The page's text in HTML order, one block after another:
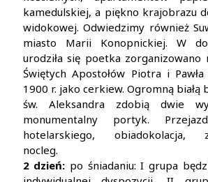
kamedulskiej, a piękno krajobrazu
widokowej. Odwiedzimy również
miasto Marii Konopnickiej. W
urodziła się poetka zorganizowano
Świętych Apostołów Piotra i
1900 r. jako cerkiew. Ogromną białą
św. Aleksandra zdobią dwie
monumentalny portyk.
hotelarskiego, obiadokolacja,
nocleg.
2 dzień: po śniadaniu: I grupa